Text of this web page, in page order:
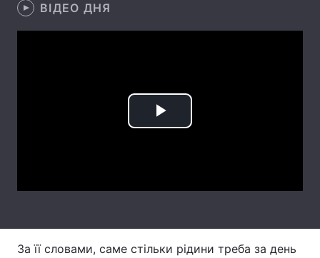
Лонгріди
ВІДЕО ДНЯ
Play
За її словами, саме стільки рідини треба за день